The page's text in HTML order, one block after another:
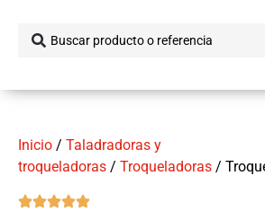
Inicio / Taladradoras y
troqueladoras / Troqueladoras /